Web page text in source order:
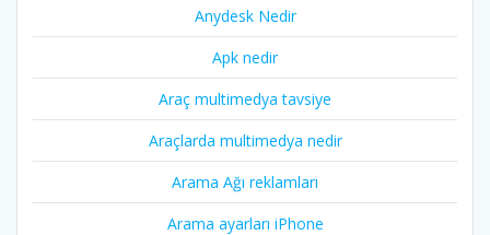
Anydesk Nedir
Apk nedir
Araç multimedya tavsiye
Araçlarda multimedya nedir
Arama Ağı reklamları
Arama ayarları iPhone